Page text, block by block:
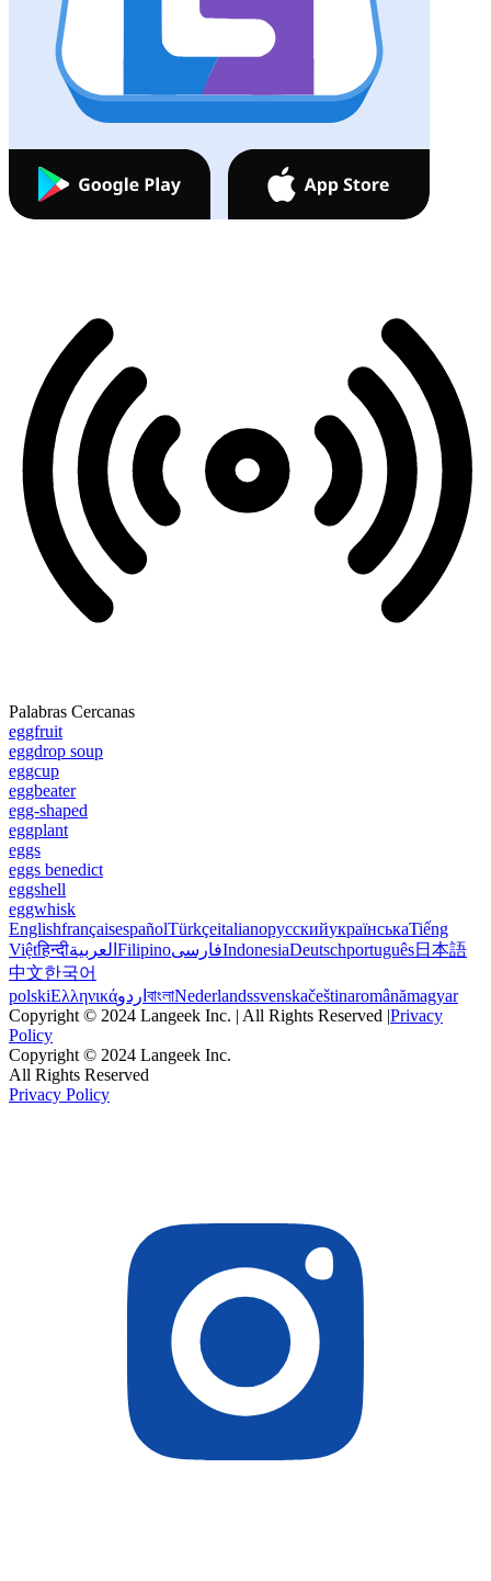
Palabras Cercanas
eggfruit
eggdrop soup
eggcup
eggbeater
egg-shaped
eggplant
eggs
eggs benedict
eggshell
eggwhisk
EnglishfrançaisespañolTürkçeitalianoрусскийукраїнськаTiếng
Việtहिन्दीالعربية FilipinoفارسیIndonesiaDeutschportuguês日本語
中文한국어
polskiΕλληνικάاردو বাংলাNederlandssvenskačeštinaromânămagyar
Copyright © 2024 Langeek Inc. | All Rights Reserved |Privacy
Policy
Copyright © 2024 Langeek Inc.
All Rights Reserved
Privacy Policy